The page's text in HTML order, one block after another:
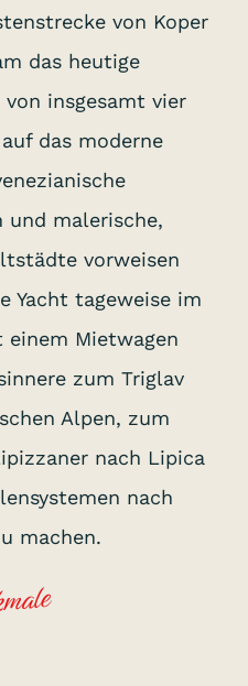
von Koper
das heutige
insgesamt vier
das moderne
und malerische,
vorweisen
Yacht tageweise im
einem Mietwagen
zum Triglav
Alpen, zum
nach Lipica
nach
machen.